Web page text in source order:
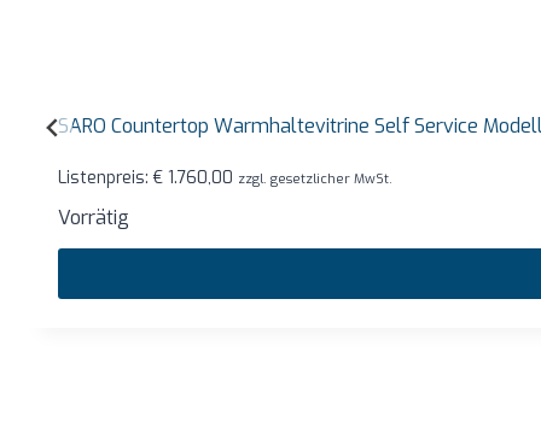
SARO Countertop Warmhaltevitrine Self Service
Listenpreis: € 1.760,00 zzgl. gesetzlicher MwSt.
Vorrätig